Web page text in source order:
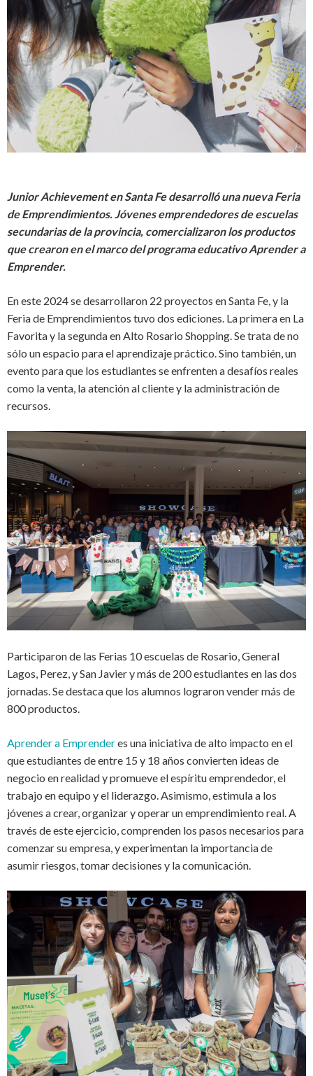
Junior Achievement en Santa Fe desarrolló una nueva Feria
de Emprendimientos. Jóvenes emprendedores de escuelas
secundarias de la provincia, comercializaron los productos
que crearon en el marco del programa educativo Aprender a
Emprender.
En este 2024 se desarrollaron 22 proyectos en Santa Fe, y la
Feria de Emprendimientos tuvo dos ediciones. La primera en La
Favorita y la segunda en Alto Rosario Shopping. Se trata de no
sólo un espacio para el aprendizaje práctico. Sino también, un
evento para que los estudiantes se enfrenten a desafíos reales
como la venta, la atención al cliente y la administración de
recursos.
Participaron de las Ferias 10 escuelas de Rosario, General
Lagos, Perez, y San Javier y más de 200 estudiantes en las dos
jornadas. Se destaca que los alumnos lograron vender más de
800 productos.
Aprender a Emprenderes una iniciativa de alto impacto en el
que estudiantes de entre 15 y 18 años convierten ideas de
negocio en realidad y promueve el espíritu emprendedor, el
trabajo en equipo y el liderazgo. Asimismo, estimula a los
jóvenes a crear, organizar y operar un emprendimiento real. A
través de este ejercicio, comprenden los pasos necesarios para
comenzar su empresa, y experimentan la importancia de
asumir riesgos, tomar decisiones y la comunicación.